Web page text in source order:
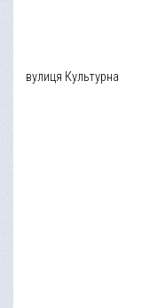
вулиця Культурна